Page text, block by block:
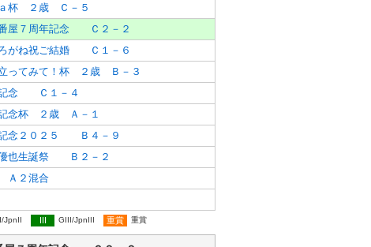
ａ杯 ２歳 Ｃ－５
屋７周年記念 Ｃ２－２
ろがね祝ご結婚 Ｃ１－６
ってみて！杯 ２歳 Ｂ－３
記念 Ｃ１－４
念杯 ２歳 Ａ－１
記念２０２５ Ｂ４－９
優也生誕祭 Ｂ２－２
２混合
JpnII III GIII/JpnIII 重賞 重賞